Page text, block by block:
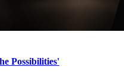
Possibilities'